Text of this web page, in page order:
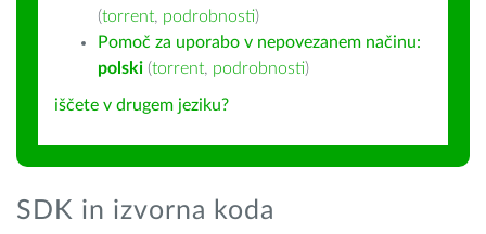
(torrent, podrobnosti)
Pomoč za uporabo v nepovezanem načinu:
polski (torrent, podrobnosti)
iščete v drugem jeziku?
SDK in izvorna koda